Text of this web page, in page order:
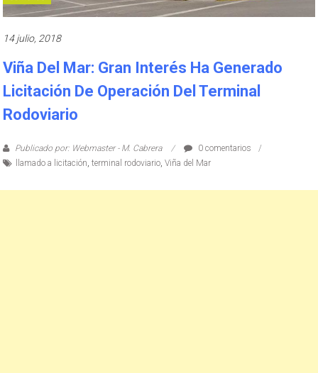
14 julio, 2018
Viña Del Mar: Gran Interés Ha Generado
Licitación De Operación Del Terminal
Rodoviario
Publicado por: Webmaster - M. Cabrera
0 comentarios
llamado a licitación ,terminal rodoviario ,Viña del Mar